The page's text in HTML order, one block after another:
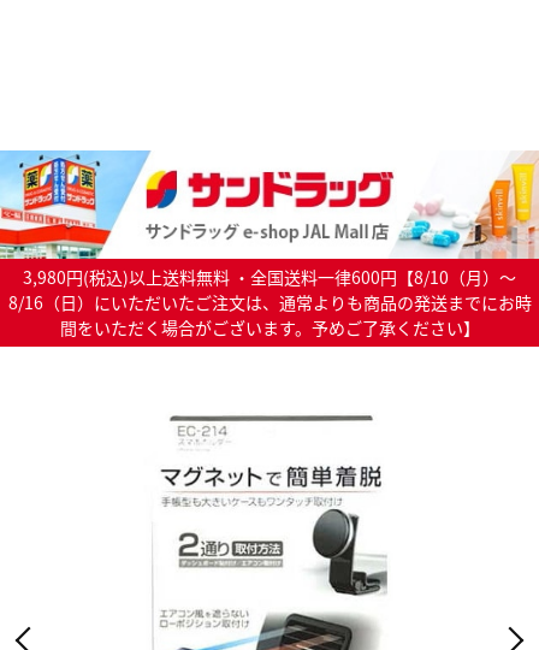
3,980円(税込)以上送料無料 ・全国送料一律600円【8/10（月）～
8/16（日）にいただいたご注文は、通常よりも商品の発送までにお時
間をいただく場合がございます。予めご了承ください】